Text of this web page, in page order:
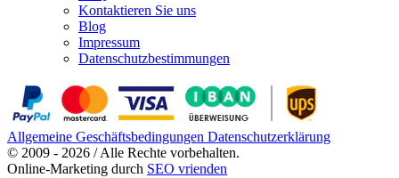
Kontaktieren Sie uns
Blog
Impressum
Datenschutzbestimmungen
Allgemeine Geschäftsbedingungen Datenschutzerklärung
© 2009 - 2026 / Alle Rechte vorbehalten.
Online-Marketing durch SEO vrienden